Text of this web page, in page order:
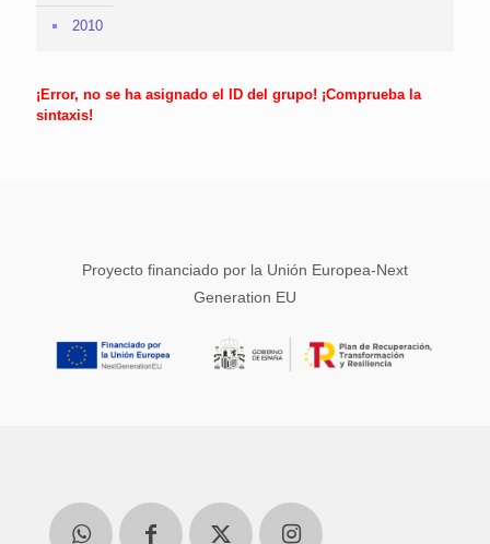
2010
¡Error, no se ha asignado el ID del grupo! ¡Comprueba la
sintaxis!
Proyecto financiado por la Unión Europea-Next
Generation EU